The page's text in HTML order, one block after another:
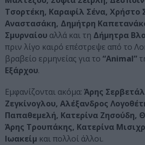
Τσορτέκη, Καραφίλ Σένα, Χρήστο
Αναστασάκη, Δημήτρη
Σμυρναίου αλλά και τη Δήμητρα
πριν λίγο καιρό επέστρεψε από το
βραβείο ερμηνείας για το “Animal”
Εξάρχου.
Εμφανίζονται ακόμα: Άρης
Ζεγκίνογλου, Αλέξανδρος
Παπαθεμελή, Κατερίνα Ζησούδη,
Άρης Τρουπάκης, Κατερίνα
Ιωακείμ και πολλοί άλλοι.